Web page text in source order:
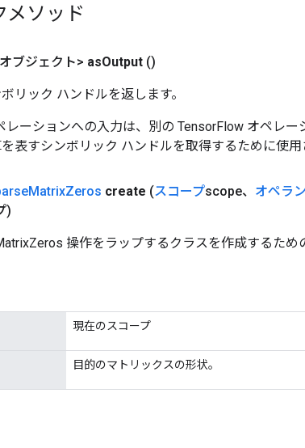
メソッド
ブジェクト> asOutput ()
リック ハンドルを返します。
レーションへの入力は、別の TensorFlow オペレー
表すシンボリック ハンドルを取得するために使用
MatrixZeros create (スコープscope、 オペラ
)
操作をラップするクラスを作成するため
現在のスコープ
目的のマトリックスの形状。